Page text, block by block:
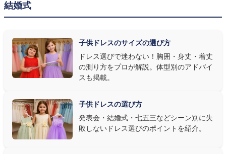
発表会の舞台は照明が強く、客席からは意外と色味が飛んで見え
ます。ネイビー・ブラック・深みのあるジュエルカラーはホールの照
す。またピアノ演奏なら落ち着いたシックなトーン、バイオリンやソ
ロ演奏なら華やかで視線を集めるデザイン、合唱やアンサンブル
なら衣装同士が調和するクラシカルな色合い、と演目に合わせた
③ 演奏の動きを妨げない設計か確認する
発表会ドレス選びで見落とされがちなのが"動きやすさ"です。ピ
アノならペダル操作を妨げない丈感、バイオリンなら弓を動かす
結婚式
子供ドレスのサイズの選び方
ドレス選びで迷わない！胸囲・身丈・着丈
の測り方をプロが解説。体型別のアドバイ
スも掲載。
子供ドレスの選び方
発表会・結婚式・七五三などシーン別に失
敗しないドレス選びのポイントを紹介。